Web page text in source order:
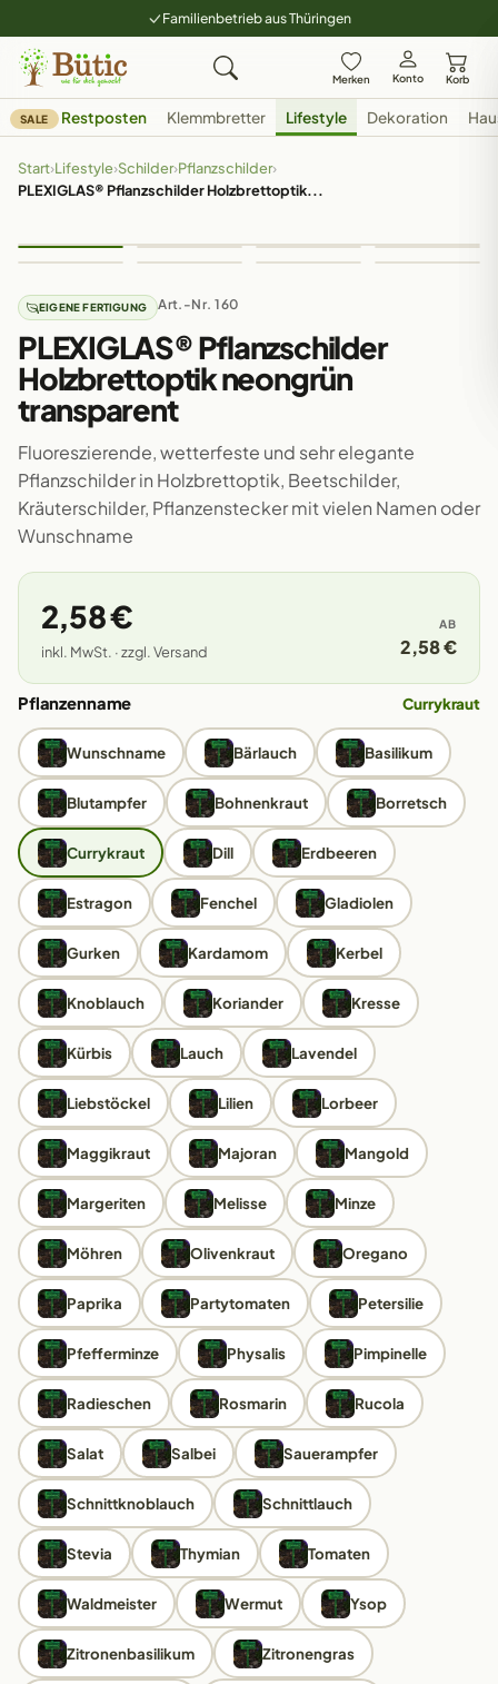
Familienbetrieb aus Thüringen
Merken Konto Korb
SALE Restposten Klemmbretter Lifestyle Dekoration
Start›Lifestyle›Schilder›Pflanzschilder›
PLEXIGLAS® Pflanzschilder Holzbrettoptik...
EIGENE FERTIGUNG Art.-Nr. 160
PLEXIGLAS® Pflanzschilder
Holzbrettoptik neongrün
transparent
Fluoreszierende, wetterfeste und sehr elegante
Pflanzschilder in Holzbrettoptik, Beetschilder,
Kräuterschilder, Pflanzenstecker mit vielen Namen oder
Wunschname
2,58 €
inkl. MwSt. · zzgl. Versand
AB
2,58 €
Pflanzenname Currykraut
Wunschname Bärlauch Basilikum
Blutampfer Bohnenkraut Borretsch
Currykraut Dill Erdbeeren
Estragon Fenchel Gladiolen
Gurken Kardamom Kerbel
Knoblauch Koriander Kresse
Kürbis Lauch Lavendel
Liebstöckel Lilien Lorbeer
Maggikraut Majoran Mangold
Margeriten Melisse Minze
Möhren Olivenkraut Oregano
Paprika Partytomaten Petersilie
Pfefferminze Physalis Pimpinelle
Radieschen Rosmarin Rucola
Salat Salbei Sauerampfer
Schnittknoblauch Schnittlauch
Stevia Thymian Tomaten
Waldmeister Wermut Ysop
Zitronenbasilikum Zitronengras